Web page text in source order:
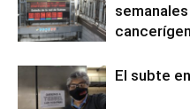
El subte